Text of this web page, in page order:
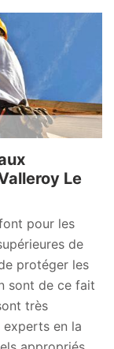
Le
pour les
de
protéger les
sont de ce fait
très
en la